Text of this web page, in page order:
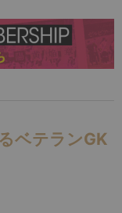
ベテランGK